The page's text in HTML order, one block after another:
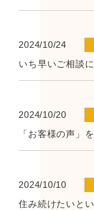
2024/10/24
2024/10/20
「お客様の声」
2024/10/10
住み続けたいと